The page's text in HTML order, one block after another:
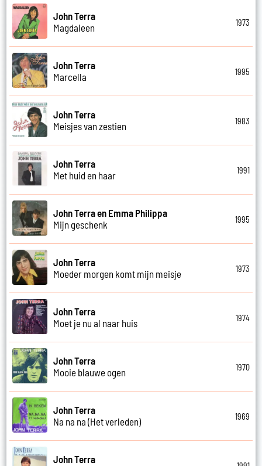
John Terra
Magdaleen
1973
John Terra
Marcella
1995
John Terra
Meisjes van zestien
1983
John Terra
Met huid en haar
1991
John Terra en Emma Philippa
Mijn geschenk
1995
John Terra
Moeder morgen komt mijn meisje
1973
John Terra
Moet je nu al naar huis
1974
John Terra
Mooie blauwe ogen
1970
John Terra
Na na na (Het verleden)
1969
John Terra